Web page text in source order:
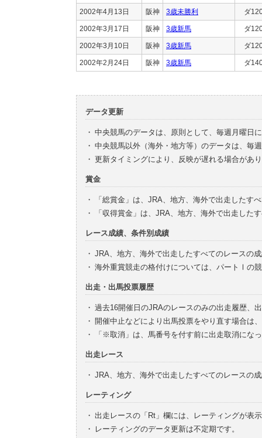
2002年4月13日 阪神 3歳未勝利 ダ
2002年3月17日 阪神 3歳新馬 ダ
2002年3月10日 阪神 3歳新馬 ダ
2002年2月24日 阪神 3歳新馬 ダ
データ更新
・ 中央競馬のデータは、原則として、毎週月曜日
・ 中央競馬以外（海外・地方等）のデータは、毎
・ 更新タイミングにより、反映が遅れる場合があ
賞金
・
「総賞金」は、JRA、地方、海外で出走したす
・
「収得賞金」は、JRA、地方、海外で出走した
レース成績、条件別成績
・ JRA、地方、海外で出走したすべてのレースの
・ 海外重賞競走の格付けについては、パートⅠの
出走・出馬投票履歴
・ 過去16開催日のJRAのレースのみの出走履歴、
・ 開催中止などにより出馬投票をやり直す場合は
・
「※取消」は、馬番号を付す前に出走取消にな
出走レース
・ JRA、地方、海外で出走したすべてのレースの
レーティング
・ 出走レースの「Rt」欄には、レーティングが表
・
レーティングのデータ更新は不定期です。